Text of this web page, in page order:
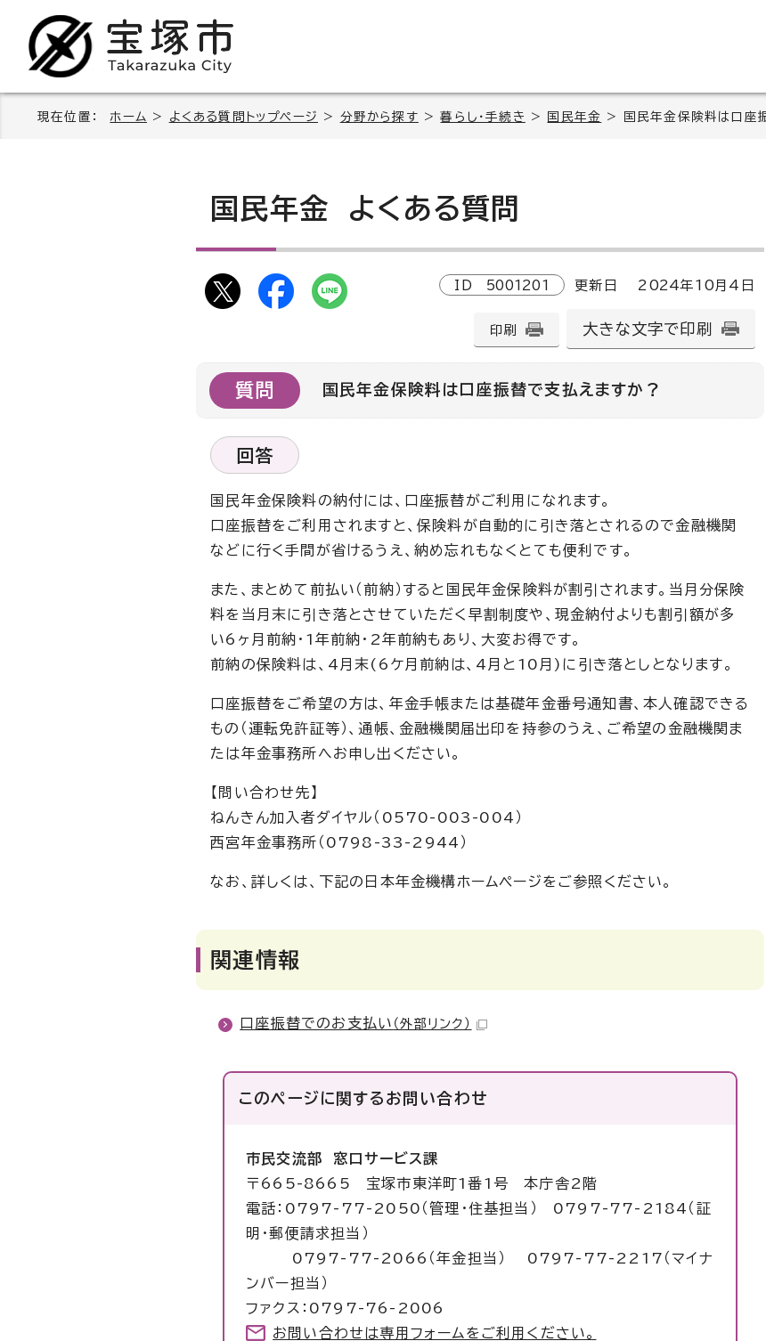
現在位置： ホーム > よくある質問トップページ > 分野から探す >暮らし・手続き > 国民年金 > 国民年金保険料は口座
国民年金 よくある質問
ID 5001201 更新日 2024年 10 月4日
印刷 大きな文字で印刷
質問 国民年金保険料は口座振替で支払えますか？
回答
国民年金保険料の納付には、口座振替がご利用になれます。
口座振替をご利用されますと、保険料が自動的に引き落とされるので金融機関
などに行く手間が省けるうえ、納め忘れもなくとても便利です。
また、まとめて前払い（前納）すると国民年金保険料が割引されます。当月分保険
料を当月末に引き落とさせていただく早割制度や、現金納付よりも割引額が多
い6ヶ月前納・1年前納・2年前納もあり、大変お得です。
前納の保険料は、4月末(6ケ月前納は、4月と10月)に引き落としとなります。
口座振替をご希望の方は、年金手帳または基礎年金番号通知書、本人確認できる
もの（運転免許証等）、通帳、金融機関届出印を持参のうえ、ご希望の金融機関ま
たは年金事務所へお申し出ください。
【問い合わせ先】
ねんきん加入者ダイヤル（0570-003-004）
西宮年金事務所（0798-33-2944）
なお、詳しくは、下記の日本年金機構ホームページをご参照ください。
関連情報
口座振替でのお支払い （外部リンク）
このページに関する お問い合わせ
市民交流部 窓口サービス課
〒665-8665 宝塚市東洋町1番1号 本庁舎2階
電話：0797-77-2050（管理・住基担当） 0797-77-2184（証
明・郵便請求担当）
0797-77-2066（年金担当） 0797-77-2217（マイナ
ンバー担当）
ファクス：0797-76-2006
お問い合わせは専用フォームをご利用ください。